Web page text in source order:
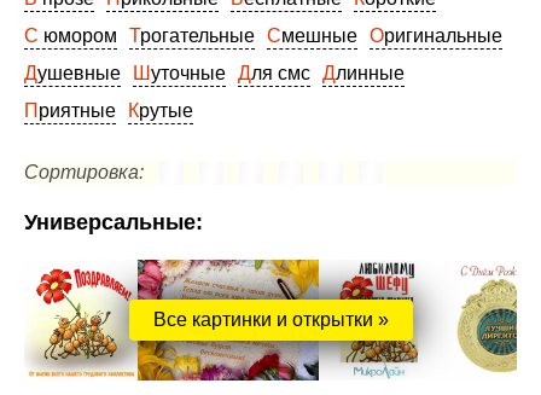
С юмором
Трогательные Смешные
Оригинальные
Душевные
Шуточные Для смс
Длинные
Приятные
Крутые
Сортировка:
Универсальные:
Все картинки и открытки »